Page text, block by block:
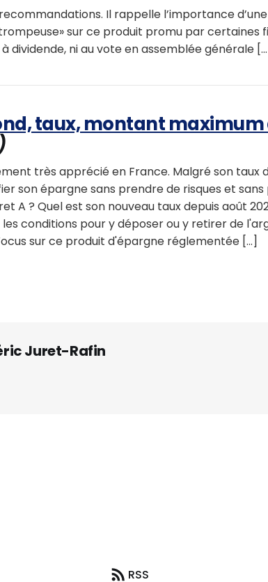
Il rappelle l’importance
sur ce produit promu par certaines
dividende, ni au vote en assemblée générale
taux, montant
très apprécié en France. Malgré son taux
son épargne sans prendre de risques et
A ? Quel est son nouveau taux depuis août
conditions pour y déposer ou y retirer de
sur ce produit d'épargne réglementée [...]
Juret-Rafin
RSS